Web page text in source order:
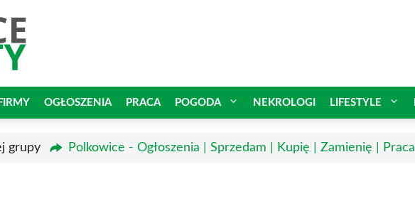
FIRMY OGŁOSZENIA PRACA POGODA NEKROLOGI LIFESTYLE
grupy Polkowice - Ogłoszenia | Sprzedam | Kupię | Zamienię | Praca